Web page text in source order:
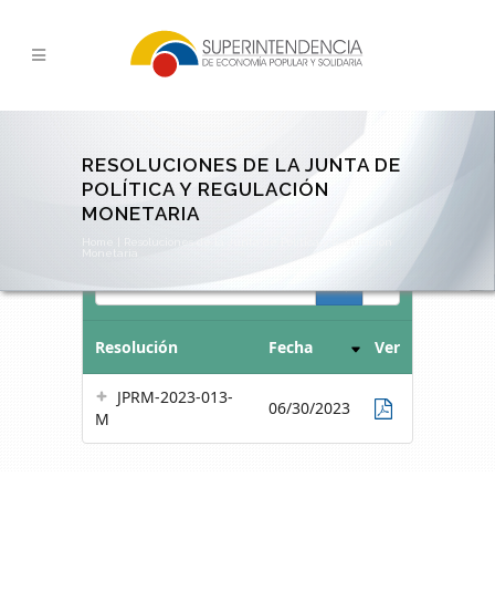
RESOLUCIONES DE LA JUNTA DE
POLÍTICA Y REGULACIÓN
MONETARIA
Home
Monetaria
Resolución Fecha Ver
JPRM-2023-013-
M
06/30/2023